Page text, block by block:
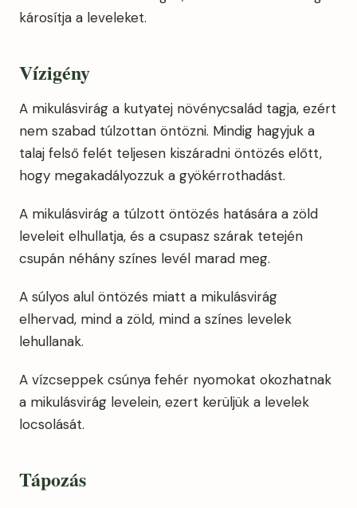
károsítja a leveleket.
Vízigény
A mikulásvirág a kutyatej növénycsalád tagja, ezért
nem szabad túlzottan öntözni. Mindig hagyjuk a
talaj felső felét teljesen kiszáradni öntözés előtt,
hogy megakadályozzuk a gyökérrothadást.
A mikulásvirág a túlzott öntözés hatására a zöld
leveleit elhullatja, és a csupasz szárak tetején
csupán néhány színes levél marad meg.
A súlyos alul öntözés miatt a mikulásvirág
elhervad, mind a zöld, mind a színes levelek
lehullanak.
A vízcseppek csúnya fehér nyomokat okozhatnak
a mikulásvirág levelein, ezert kerüljük a levelek
locsolását.
Tápozás